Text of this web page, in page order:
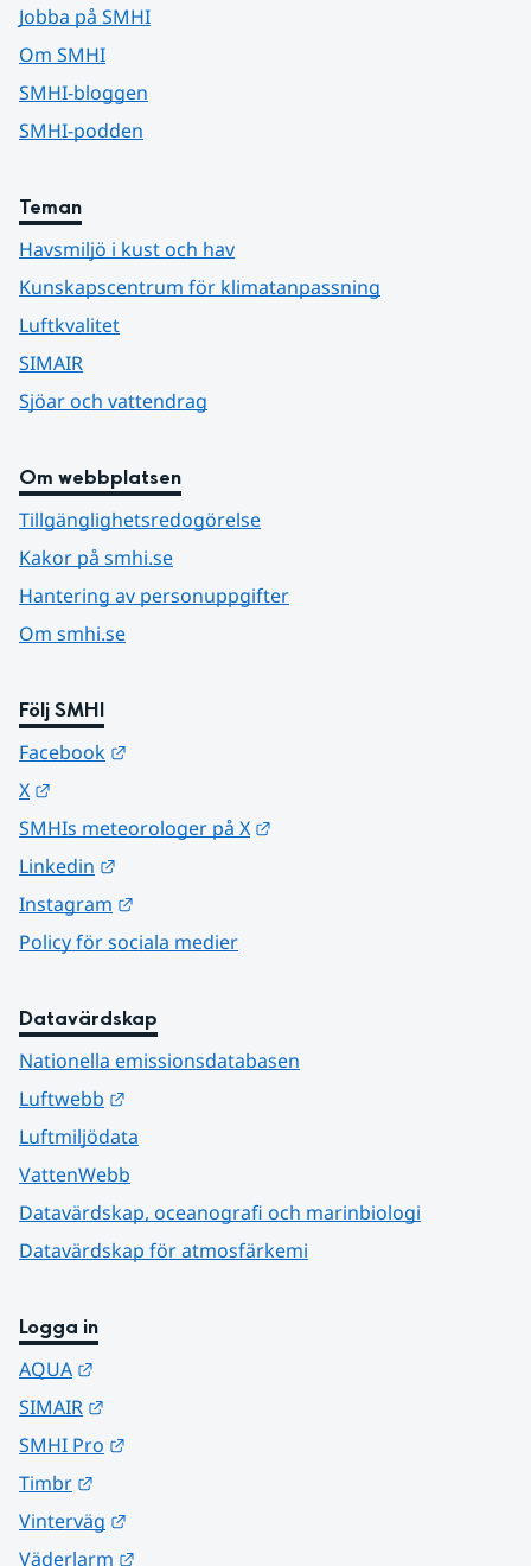
Jobba på SMHI
Om SMHI
SMHI-bloggen
SMHI-podden
Teman
Havsmiljö i kust och hav
Kunskapscentrum för klimatanpassning
Luftkvalitet
SIMAIR
Sjöar och vattendrag
Om webbplatsen
Tillgänglighetsredogörelse
Kakor på smhi.se
Hantering av personuppgifter
Om smhi.se
Följ SMHI
Facebook
X
SMHIs meteorologer på X
Linkedin
Instagram
Policy för sociala medier
Datavärdskap
Nationella emissionsdatabasen
Luftwebb
Luftmiljödata
VattenWebb
Datavärdskap, oceanografi och marinbiologi
Datavärdskap för atmosfärkemi
Logga in
AQUA
SIMAIR
SMHI Pro
Timbr
Vinterväg
Väderlarm